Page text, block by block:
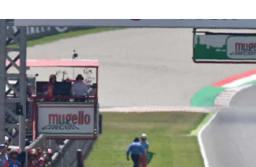
ニ
ュ
ー